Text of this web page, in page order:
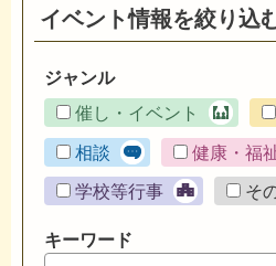
イベント情報を絞り込
ジャンル
催し・イベント
相談 健康・福
学校等行事 そ
キーワード